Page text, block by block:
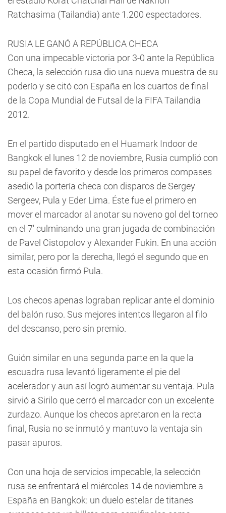
Ratchasima (Tailandia) ante 1.200 espectadores.
RUSIA LE GANÓ A REPÚBLICA CHECA
Con una impecable victoria por 3-0 ante la República
Checa, la selección rusa dio una nueva muestra de su
poderío y se citó con España en los cuartos de final
de la Copa Mundial de Futsal de la FIFA Tailandia
2012.
En el partido disputado en el Huamark Indoor de
Bangkok el lunes 12 de noviembre, Rusia cumplió con
su papel de favorito y desde los primeros compases
asedió la portería checa con disparos de Sergey
Sergeev, Pula y Eder Lima. Éste fue el primero en
mover el marcador al anotar su noveno gol del torneo
en el 7' culminando una gran jugada de combinación
de Pavel Cistopolov y Alexander Fukin. En una acción
similar, pero por la derecha, llegó el segundo que en
esta ocasión firmó Pula.
Los checos apenas lograban replicar ante el dominio
del balón ruso. Sus mejores intentos llegaron al filo
del descanso, pero sin premio.
Guión similar en una segunda parte en la que la
escuadra rusa levantó ligeramente el pie del
acelerador y aun así logró aumentar su ventaja. Pula
sirvió a Sirilo que cerró el marcador con un excelente
zurdazo. Aunque los checos apretaron en la recta
final, Rusia no se inmutó y mantuvo la ventaja sin
pasar apuros.
Con una hoja de servicios impecable, la selección
rusa se enfrentará el miércoles 14 de noviembre a
España en Bangkok: un duelo estelar de titanes